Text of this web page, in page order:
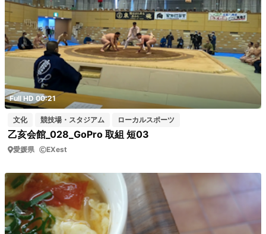
Full HD 00:21
文化 競技場・スタジアム ローカルスポーツ
乙亥会館_028_GoPro 取組 短03
愛媛県 EXest